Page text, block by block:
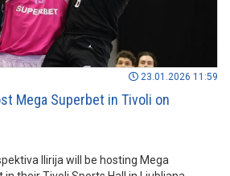
23.01.2026 11:59
Mega Superbet in Tivoli on
Ilirija will be hosting Mega